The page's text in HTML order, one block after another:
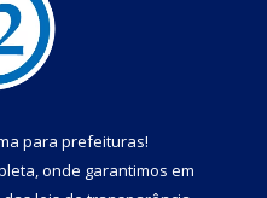
para prefeituras!
onde garantimos em